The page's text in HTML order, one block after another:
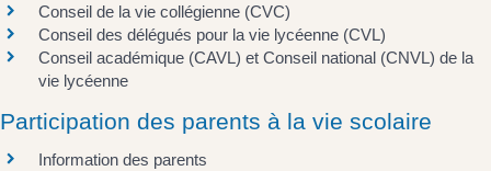
Conseil de la vie collégienne (CVC)
Conseil des délégués pour la vie lycéenne (CVL)
Conseil académique (CAVL) et Conseil national (CNVL) de la
vie lycéenne
Participation des parents à la vie scolaire
Information des parents